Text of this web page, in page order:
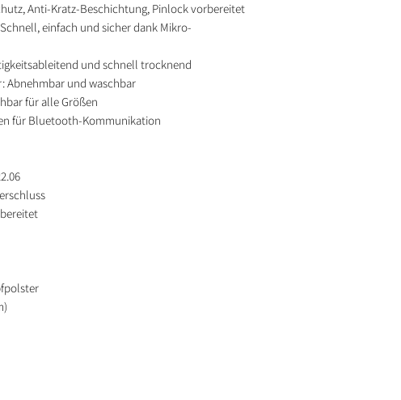
Anti-Kratz-Beschichtung, Pinlock vorbereitet
einfach und sicher dank Mikro-
und schnell trocknend
Abnehmbar und waschbar
für alle Größen
für Bluetooth-Kommunikation